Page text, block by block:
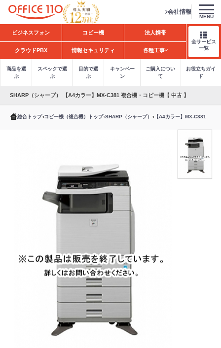
H
o
会社情報
MENU
ビジネスフォン コピー機 法人携帯
クラウドPBX 情報セキュリティ 各種工事
全サービス
一覧
商品を選
ぶ
スペックで選
ぶ
目的で選
ぶ
キャンペー
ン
ご購入につい
て
お役立ちガイ
ド
SHARP（シャープ） 【A4カラー】MX-C381 複合機・コピー機【 中古 】
総合トップ コピー機（複合機）トップ SHARP（シャープ） 【A4カラー】MX-C381